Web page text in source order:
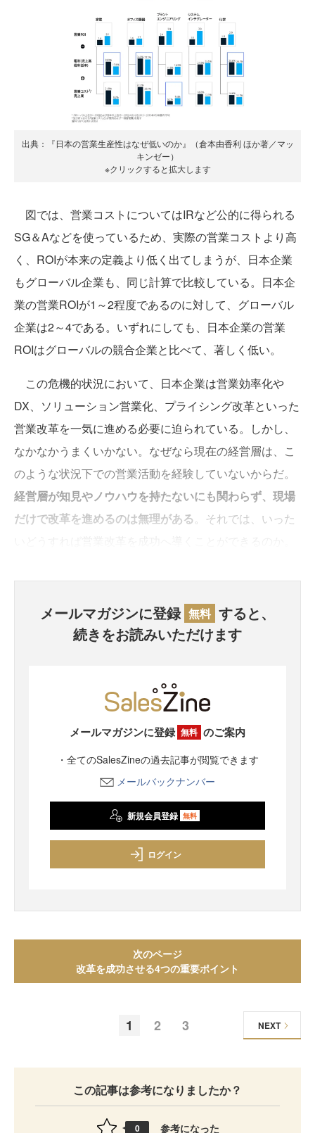
出典：『日本の営業生産性はなぜ低いのか』（倉本由香利 ほか著／マッ
キンゼー）
※クリックすると拡大します
図では、営業コストについてはIRなど公的に得られる
SG＆Aなどを使っているため、実際の営業コストより高
く、ROIが本来の定義より低く出てしまうが、日本企業
もグローバル企業も、同じ計算で比較している。日本企
業の営業ROIが1～2程度であるのに対して、グローバル
企業は2～4である。いずれにしても、日本企業の営業
ROIはグローバルの競合企業と比べて、著しく低い。
この危機的状況において、日本企業は営業効率化や
DX、ソリューション営業化、プライシング改革といった
営業改革を一気に進める必要に迫られている。しかし、
なかなかうまくいかない。なぜなら現在の経営層は、こ
のような状況下での営業活動を経験していないからだ。
経営層が知見やノウハウを持たないにも関わらず、現場
だけで改革を進めるのは無理がある 。それでは、いった
メールマガジンに登録 無料 すると、
続きをお読みいただけます
メールマガジンに登録 無料 のご案内
・全てのSalesZineの過去記事が閲覧できます
メールバックナンバー
新規会員登録 無料
ログイン
次のページ
改革を成功させる4つの重要ポイント
1 2 3 NEXT
この記事は参考になりましたか？
0 参考になった